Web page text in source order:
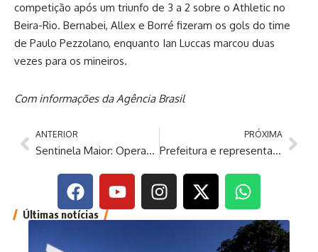
competição após um triunfo de 3 a 2 sobre o Athletic no
Beira-Rio. Bernabei, Allex e Borré fizeram os gols do time
de Paulo Pezzolano, enquanto Ian Luccas marcou duas
vezes para os mineiros.
Com informações da Agência Brasil
ANTERIOR
Sentinela Maior: Operação do MPAM transfere 72 custodiados para nova unidade prisional militar
PRÓXIMA
Prefeitura e representantes do aplicativo 99 alinham implantação de pontos aos trabalhadores
Últimas notícias